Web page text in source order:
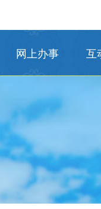
网上办事 互